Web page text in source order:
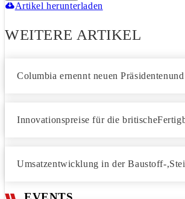
Artikel herunterladen
WEITERE ARTIKEL
Columbia ernennt neuen
Innovationspreise für die
Umsatzentwicklung in der Baustoff-